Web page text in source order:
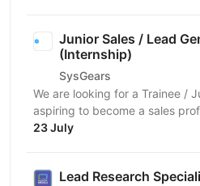
Junior Sales / Lead
(Internship)
SysGears
We are looking for a Trainee /
aspiring to become a sales
grow in Lead Generation and
23 July
Lead Research